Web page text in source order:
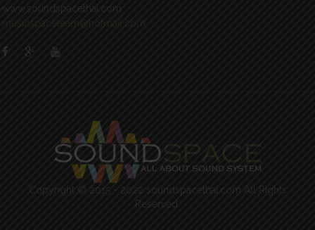
www.soundspacethai.com
musicspaceteam@hotmail.com
Copyright © 2015 - 2022 soundspacethai.com All Rights
Reserved.